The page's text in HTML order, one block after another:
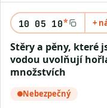
10 05 10* +
Stěry a pěny, které jsou hořlavé nebo při styku s
vodou uvolňují
množstvích
Nebezpečný